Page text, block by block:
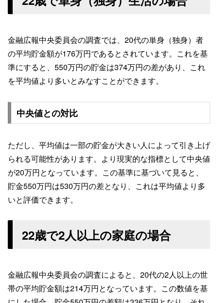
金融広報中央委員会の調査では、20代の単身（独身）者
の平均貯金額が176万円であるとされています。これを基
準にすると、550万円の貯金は374万円の差があり、これ
を平均値より多いとみなすことができます。
中央値との対比
ただし、平均値は一部の貯金が大きい人によって引き上げ
られる可能性があります。より現実的な指標として中央値
が20万円となっています。この基準に基づいて見ると、
貯金550万円は530万円の差となり、これは平均値より多
いと評価できます。
22歳で2人以上の家庭の場合
金融広報中央委員会の調査によると、20代の2人以上の世
帯の平均貯金額は214万円となっています。この数値を基